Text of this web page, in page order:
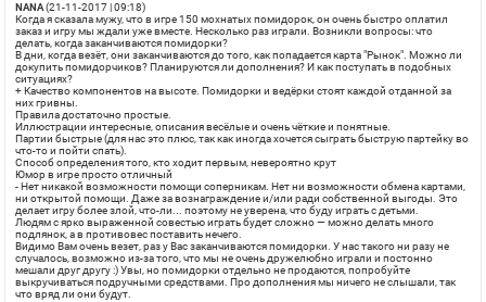
NANA(21-11-2017 | 09:18)
Когда я сказала мужу, что в игре 150 мохнатых помидорок, он очень быстро оплатил
заказ и игру мы ждали уже вместе. Несколько раз играли. Возникли вопросы: что
делать, когда заканчиваются помидорки?
В дни, когда везёт, они заканчиваются до того, как попадается карта "Рынок". Можно ли
докупить помидорчиков? Планируются ли дополнения? И как поступать в подобных
ситуациях?
+Качество компонентов на высоте. Помидорки и ведёрки стоят каждой отданной за
них гривны.
Правила достаточно простые.
Иллюстрации интересные, описания весёлые и очень чёткие и понятные.
Партии быстрые (для нас это плюс, так как иногда хочется сыграть быструю партейку во
что-то и пойти спать).
Способ определения того, кто ходит первым, невероятно крут
Юмор в игре просто отличный
-Нет никакой возможности помощи соперникам. Нет ни возможности обмена картами,
ни открытой помощи. Даже за вознаграждение и/или ради собственной выгоды. Это
делает игру более злой, что-ли... поэтому не уверена, что буду играть с детьми.
Людям с ярко выраженной совестью играть будет сложно — можно делать много
подлянок, а в противовес поставить нечего.
Видимо Вам очень везет, раз у Вас заканчиваются помидорки. У нас такого ни разу не
случалось, возможно из-за того, что мы не очень дружелюбно играли и постонно
мешали друг другу :) Увы, но помидорки отдельно не продаются, попробуйте
выкручиваться подручными средствами. Про дополнения мы ничего не слышали, так
что вряд ли они будут.